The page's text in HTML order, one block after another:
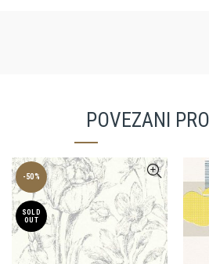
POVEZANI
-50%
SOLD
OUT